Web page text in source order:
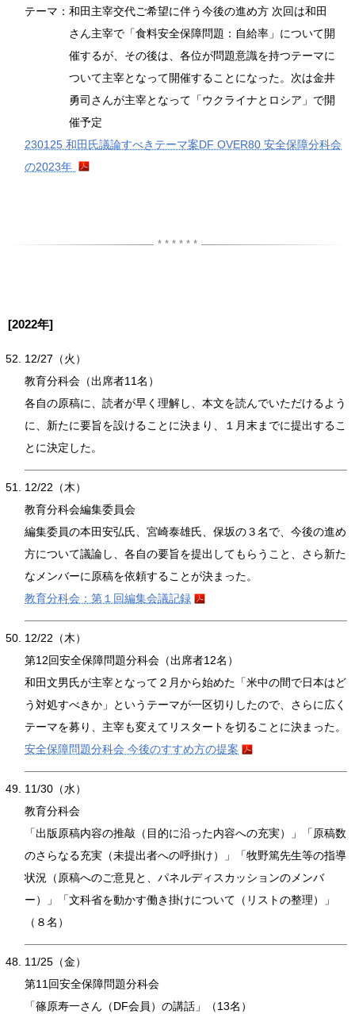
テーマ： 和田主宰交代ご希望に伴う今後の進め方 次回は和田
さん主宰で「食料安全保障問題：自給率」について開
催するが、その後は、各位が問題意識を持つテーマに
ついて主宰となって開催することになった。次は金井
勇司さんが主宰となって「ウクライナとロシア」で開
催予定
230125 和田氏議論すべきテーマ案DF OVER80 安全保障分科会
の2023年
[2022年]
12/27（火）
教育分科会（出席者11名）
各自の原稿に、読者が早く理解し、本文を読んでいただけるよう
に、新たに要旨を設けることに決まり、１月末までに提出するこ
とに決定した。
12/22（木）
教育分科会編集委員会
編集委員の本田安弘氏、宮崎泰雄氏、保坂の３名で、今後の進め
方について議論し、各自の要旨を提出してもらうこと、さら新た
なメンバーに原稿を依頼することが決まった。
教育分科会：第１回編集会議記録
12/22（木）
第12回安全保障問題分科会（出席者12名）
和田文男氏が主宰となって２月から始めた「米中の間で日本はど
う対処すべきか」というテーマが一区切りしたので、さらに広く
テーマを募り、主宰も変えてリスタートを切ることに決まった。
安全保障問題分科会 今後のすすめ方の提案
11/30（水）
教育分科会
「出版原稿内容の推敲（目的に沿った内容への充実）」「原稿数
のさらなる充実（未提出者への呼掛け）」「牧野篤先生等の指導
状況（原稿へのご意見と、パネルディスカッションのメンバ
ー）」「文科省を動かす働き掛けについて（リストの整理）」
（８名）
11/25（金）
第11回安全保障問題分科会
「篠原寿一さん（DF会員）の講話」（13名）